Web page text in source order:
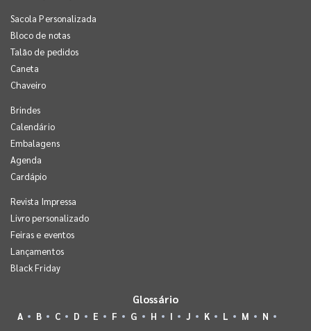
Sacola Personalizada
Bloco de notas
Talão de pedidos
Caneta
Chaveiro
Brindes
Calendário
Embalagens
Agenda
Cardápio
Revista Impressa
Livro personalizado
Feiras e eventos
Lançamentos
Black Friday
Glossário
A B C D E F G H I J K L M
N